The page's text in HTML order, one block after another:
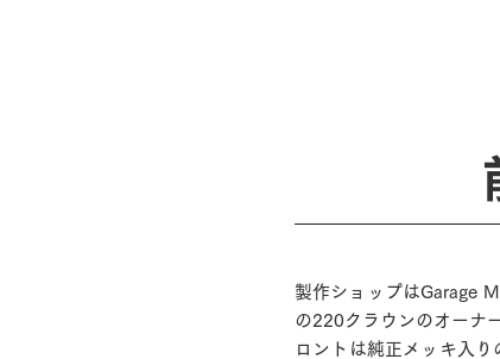
製作ショップはGarage
の220クラウンのオーナ
ロントは純正メッキ入